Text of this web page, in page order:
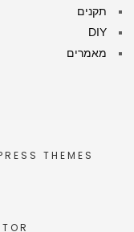
תקנים
DIY
מאמרים
THEMES